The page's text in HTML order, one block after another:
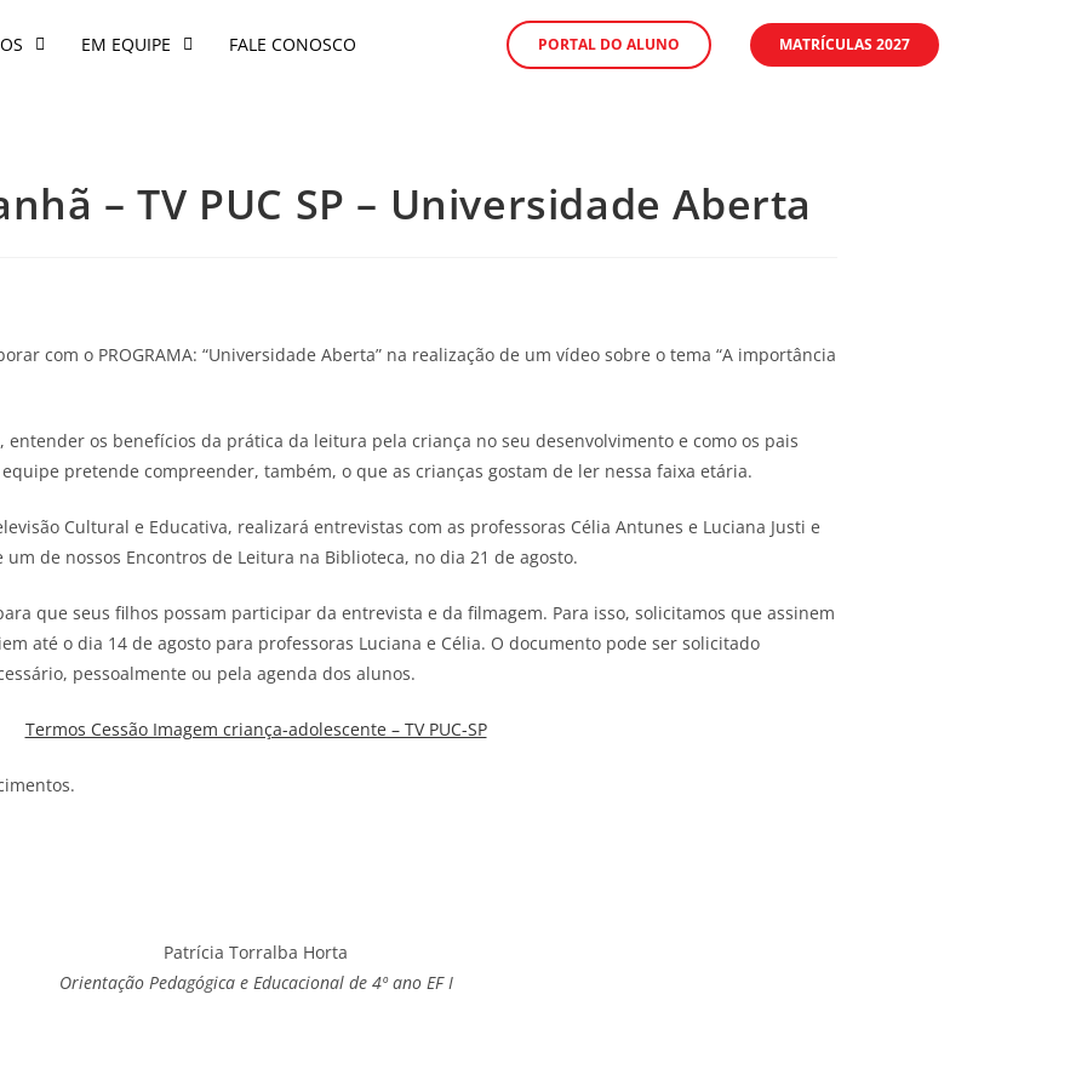
EM EQUIPE FALE CONOSCO PORTAL DO ALUNO MATRÍCULAS 2027
– TV PUC SP – Universidade Aberta
com o PROGRAMA: “Universidade Aberta” na realização de um vídeo sobre o tema “A importância
os benefícios da prática da leitura pela criança no seu desenvolvimento e como os pais
pretende compreender, também, o que as crianças gostam de ler nessa faixa etária.
Cultural e Educativa, realizará entrevistas com as professoras Célia Antunes e Luciana Justi e
de nossos Encontros de Leitura na Biblioteca, no dia 21 de agosto.
que seus filhos possam participar da entrevista e da filmagem. Para isso, solicitamos que assinem
até o dia 14 de agosto para professoras Luciana e Célia. O documento pode ser solicitado
pessoalmente ou pela agenda dos alunos.
Termos Cessão Imagem criança-adolescente – TV PUC-SP
Patrícia Torralba Horta
Orientação Pedagógica e Educacional de 4º ano EF I